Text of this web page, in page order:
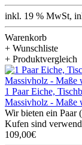
inkl. 19 % MwSt,
Warenkorb
+ Wunschliste
+ Produktvergleich
1 Paar Eiche,
Massivholz - Maße
Wir bieten ein Paar
Kufen sind
109,00€